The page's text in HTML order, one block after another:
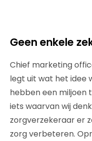
Geen enkele
Chief marketing
legt uit wat het idee
hebben een miljoen
iets waarvan wij
zorgverzekeraar er
zorg verbeteren.